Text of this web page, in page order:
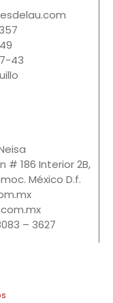
43
# 186 Interior 2B,
México D.f.
– 3627